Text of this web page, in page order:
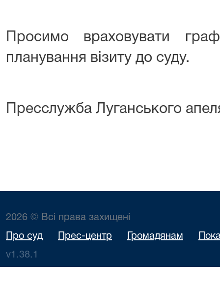
Просимо враховувати
планування візиту до суду.
Пресслужба Луганського
2026 © Всі права захищені
Про суд Прес-центр Громадянам
v1.38.1